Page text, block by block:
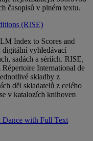
časopisů v plném textu.
(RISE)
Index to Scores and
digitální vyhledávací
sadách a sériích. RISE,
International de
skladby z
děl skladatelů z celého
v katalozích knihoven
with Full Text